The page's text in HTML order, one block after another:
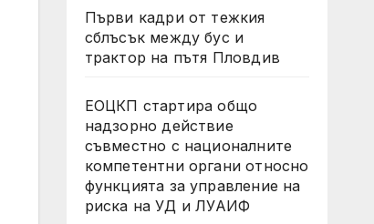
Първи кадри от тежкия
сблъсък между бус и
трактор на пътя Пловдив
ЕОЦКП стартира общо
надзорно действие
съвместно с националните
компетентни органи относно
функцията за управление на
риска на УД и ЛУАИФ